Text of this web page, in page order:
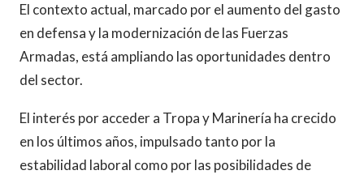
El contexto actual, marcado por el aumento del gasto
en defensa y la modernización de las Fuerzas
Armadas, está ampliando las oportunidades dentro
del sector.
El interés por acceder a Tropa y Marinería ha crecido
en los últimos años, impulsado tanto por la
estabilidad laboral como por las posibilidades de